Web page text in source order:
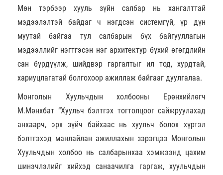
Мөн тэрбээр хууль зүйн салбар нь хангалттай
мэдээлэлтэй байдаг ч нэгдсэн системгүй, үр дүн
муутай байгаа тул салбарын бүх байгууллагын
мэдээллийг нэгтгэсэн нэг архитектур бүхий өгөгдлийн
сан бүрдүүлж, шийдвэр гаргалтыг ил тод, хурдтай,
хариуцлагатай болгохоор ажиллаж байгааг дуулгалаа.
Монголын Хуульчдын холбооны Ерөнхийлөгч
М.Мөнхбат “Хуульч бэлтгэх тогтолцоог сайжруулахад
анхаарч, эрх зүйч байхаас нь хуульч болох хүртэл
бэлтгэхэд манлайлан ажиллахын зэрэгцээ Монголын
Хуульчдын холбоо нь салбарынхаа хэмжээнд цахим
шинэчлэлийг хийхэд санаачилга гаргаж, хуульчдын